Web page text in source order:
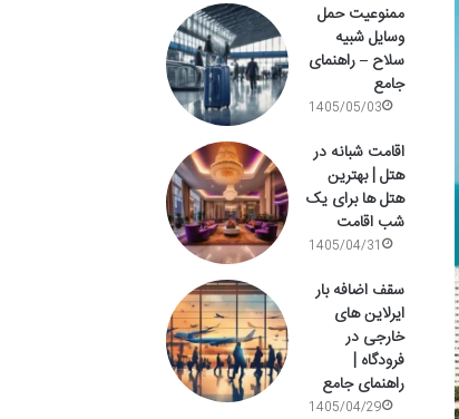
ممنوعیت حمل
وسایل شبیه
سلاح – راهنمای
جامع
1405/05/03
اقامت شبانه در
هتل | بهترین
هتل ها برای یک
شب اقامت
1405/04/31
سقف اضافه بار
ایرلاین های
خارجی در
فرودگاه |
راهنمای جامع
1405/04/29